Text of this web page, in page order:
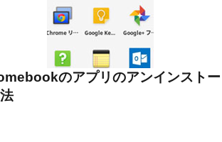
のアプリのアンインストー